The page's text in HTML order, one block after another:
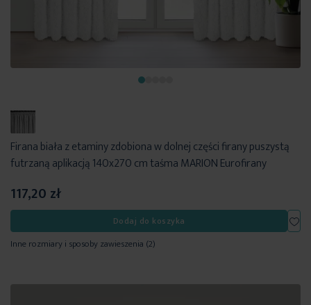
Firana biała z etaminy zdobiona w dolnej części firany puszystą
futrzaną aplikacją 140x270 cm taśma MARION Eurofirany
117,20 zł
Dodaj do koszyka
Inne rozmiary i sposoby zawieszenia (2)